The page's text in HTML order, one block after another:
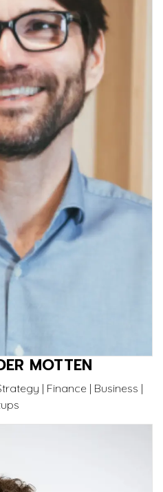
MOTTEN
| Finance | Business |